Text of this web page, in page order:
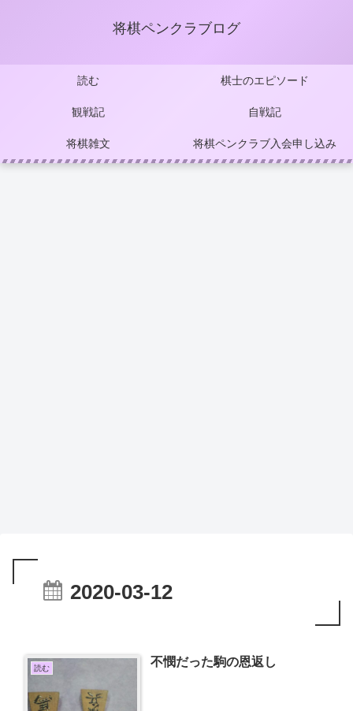
将棋ペンクラブログ
読む 棋士のエピソード
観戦記 自戦記
将棋雑文 将棋ペンクラブ入会申し込み
2020-03-12
読む 不憫だった駒の恩返し